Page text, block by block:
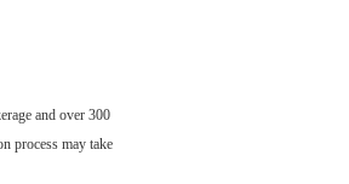
and over 300
process may take